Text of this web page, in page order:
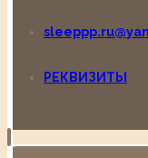
РЕКВИЗИТЫ